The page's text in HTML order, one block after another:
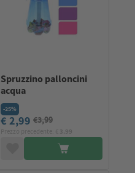
Spruzzino palloncini
acqua
-25%
€ 2,99 €3,99